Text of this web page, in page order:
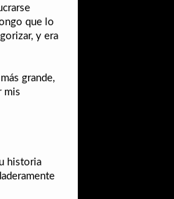
que lo
y era
grande,
mis
historia